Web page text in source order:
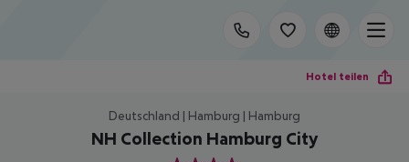
Hotel teilen
Deutschland | Hamburg | Hamburg
NH Collection Hamburg City